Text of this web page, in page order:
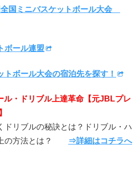
国ミニバスケットボール大会
ボール連盟
ボール大会の宿泊先を探す！
・ドリブル上達革命【元JBLプレ
リブルの秘訣とは？ドリブル・ハ
上の方法とは？
⇒詳細はコチラへ